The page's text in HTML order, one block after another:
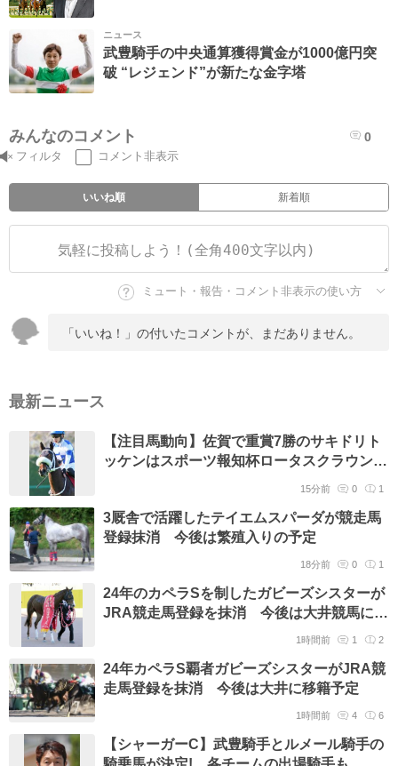
ニュース
武豊騎手の中央通算獲得賞金が1000億円突
破 “レジェンド”が新たな金字塔
みんなのコメント 0
フィルタ コメント非表示
いいね順 新着順
ミュート・報告・コメント非表示の使い方
「いいね！」の付いたコメントが、まだありません。
最新ニュース
【注目馬動向】佐賀で重賞7勝のサキドリト
ッケンはスポーツ報知杯ロータスクラウン賞
15分前 0 1
3厩舎で活躍したテイエムスパーダが競走馬
登録抹消 今後は繁殖入りの予定
18分前 0 1
24年のカペラSを制したガビーズシスターが
JRA競走馬登録を抹消 今後は大井競馬に移
1時間前 1 2
24年カペラS覇者ガビーズシスターがJRA競
走馬登録を抹消 今後は大井に移籍予定
1時間前 4 6
【シャーガーC】武豊騎手とルメール騎手の